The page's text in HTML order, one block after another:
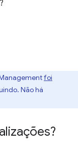
foi
Não há